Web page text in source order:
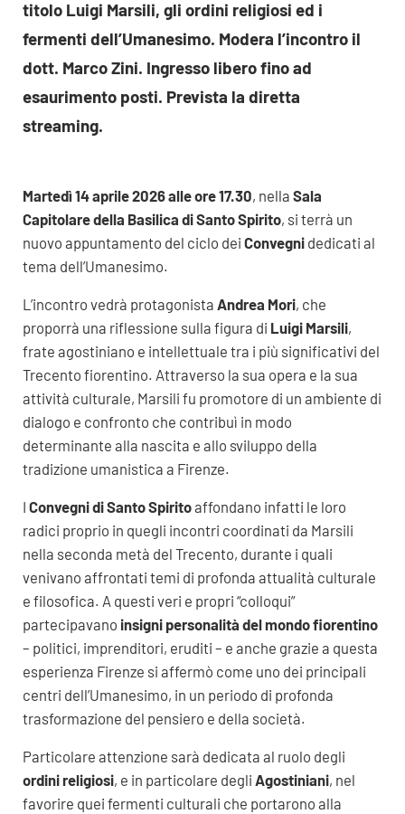
titolo Luigi Marsili, gli ordini religiosi ed i
fermenti dell’Umanesimo. Modera l’incontro il
dott. Marco Zini. Ingresso libero fino ad
esaurimento posti. Prevista la diretta
streaming.
Martedì 14 aprile 2026alle ore 17.30, nella Sala
Capitolare della Basilica di Santo Spirito, si terrà un
nuovo appuntamento del ciclo dei Convegni dedicati al
tema dell’Umanesimo.
L’incontro vedrà protagonista Andrea Mori, che
proporrà una riflessione sulla figura di Luigi Marsili,
frate agostiniano e intellettuale tra i più significativi del
Trecento fiorentino. Attraverso la sua opera e la sua
attività culturale, Marsili fu promotore di un ambiente di
dialogo e confronto che contribuì in modo
determinante alla nascita e allo sviluppo della
tradizione umanistica a Firenze.
I Convegni di Santo Spiritoaffondano infatti le loro
radici proprio in quegli incontri coordinati da Marsili
nella seconda metà del Trecento, durante i quali
venivano affrontati temi di profonda attualità culturale
e filosofica. A questi veri e propri “colloqui”
partecipavano insigni personalità del mondo fiorentino
– politici, imprenditori, eruditi – e anche grazie a questa
esperienza Firenze si affermò come uno dei principali
centri dell’Umanesimo, in un periodo di profonda
trasformazione del pensiero e della società.
Particolare attenzione sarà dedicata al ruolo degli
ordini religiosi, e in particolare degli Agostiniani, nel
favorire quei fermenti culturali che portarono alla